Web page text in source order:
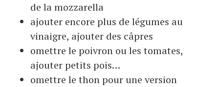
de la mozzarella
ajouter encore plus de légumes au
vinaigre, ajouter des câpres
omettre le poivron ou les tomates,
ajouter petits pois…
omettre le thon pour une version